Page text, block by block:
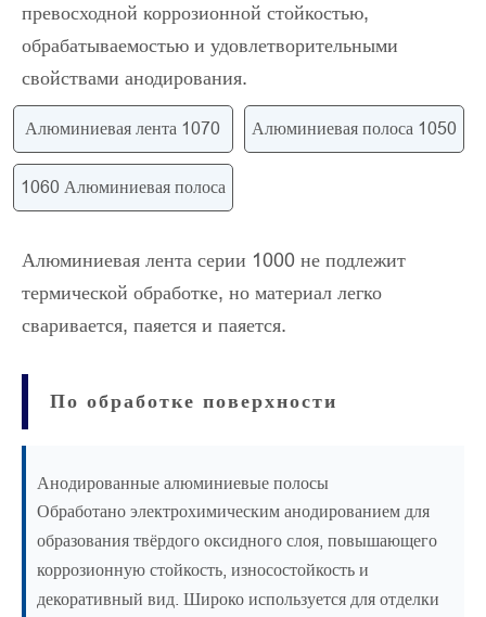
превосходной коррозионной стойкостью,
обрабатываемостью и удовлетворительными
свойствами анодирования.
Алюминиевая лента 1070 Алюминиевая полоса 1050
1060 Алюминиевая полоса
Алюминиевая лента серии 1000 не подлежит
термической обработке, но материал легко
сваривается, паяется и паяется.
По обработке поверхности
Анодированные алюминиевые полосы
Обработано электрохимическим анодированием для
образования твёрдого оксидного слоя, повышающего
коррозионную стойкость, износостойкость и
декоративный вид. Широко используется для отделки